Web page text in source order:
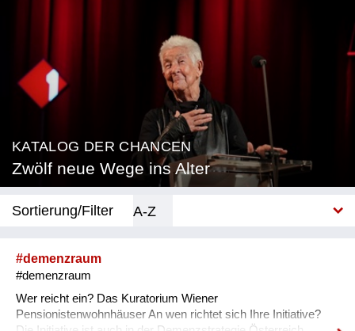
KATALOG DER CHANCEN
Zwölf neue Wege ins Alter
Sortierung/Filter
A-Z
Beratung & Coaching
#demenzraum
#demenzraum
Wer reicht ein? Das Kuratorium Wiener
Pensionistenwohnhäuser An wen richtet sich Ihre Initiative?